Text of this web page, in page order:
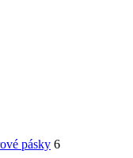
pásky 6